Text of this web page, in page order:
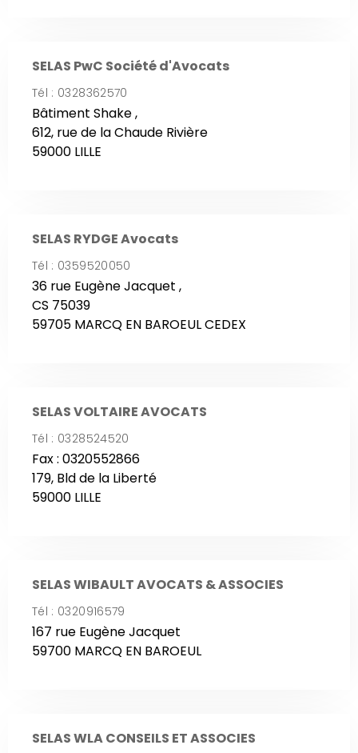
SELAS PwC Société d'Avocats
Tél : 0328362570
Bâtiment Shake ,
612, rue de la Chaude Rivière
59000 LILLE
SELAS RYDGE Avocats
Tél : 0359520050
36 rue Eugène Jacquet ,
CS 75039
59705 MARCQ EN BAROEUL CEDEX
SELAS VOLTAIRE AVOCATS
Tél : 0328524520
Fax : 0320552866
179, Bld de la Liberté
59000 LILLE
SELAS WIBAULT AVOCATS & ASSOCIES
Tél : 0320916579
167 rue Eugène Jacquet
59700 MARCQ EN BAROEUL
SELAS WLA CONSEILS ET ASSOCIES